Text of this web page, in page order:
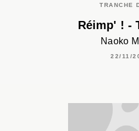
TRANCHE
Réimp' ! -
Naoko
22/11/